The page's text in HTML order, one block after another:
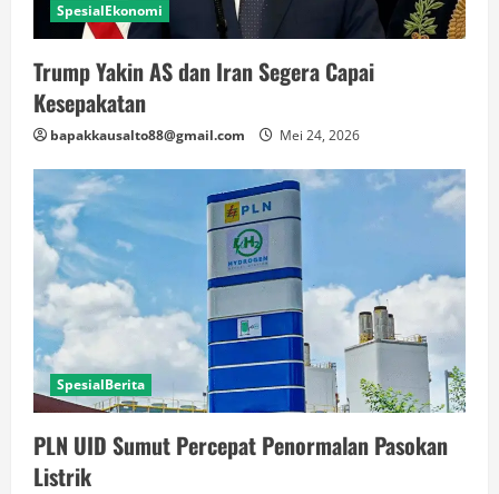
SpesialEkonomi
Trump Yakin AS dan Iran Segera Capai
Kesepakatan
bapakkausalto88@gmail.com Mei 24, 2026
SpesialBerita
PLN UID Sumut Percepat Penormalan Pasokan
Listrik